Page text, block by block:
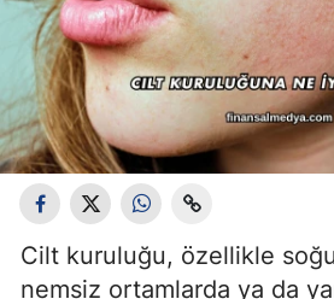
Cilt kuruluğu, özellikle
nemsiz ortamlarda ya da